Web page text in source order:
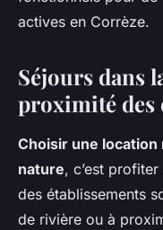
actives en Corrèze.
Séjours dans
proximité des
Choisir une
nature, c’est
des établissements
de rivière ou à